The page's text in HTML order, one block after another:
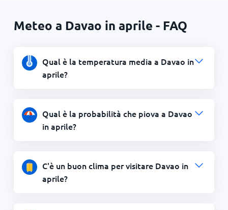
Meteo a Davao in aprile - FAQ
Qual è la temperatura media a Davao in
aprile?
Qual è la probabilità che piova a Davao
in aprile?
C'è un buon clima per visitare Davao in
aprile?